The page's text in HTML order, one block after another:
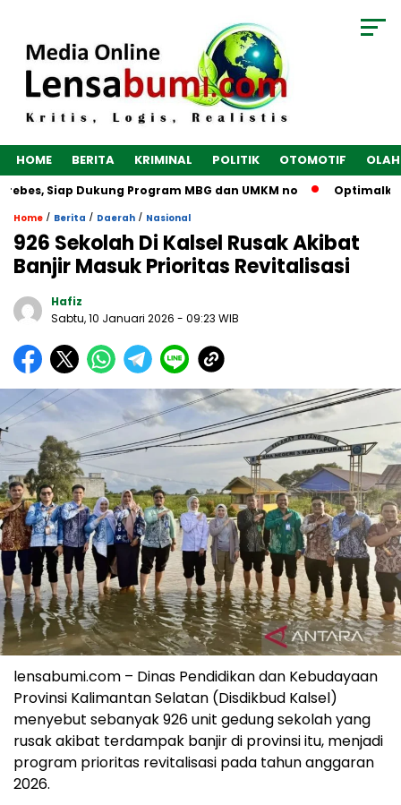
HOME BERITA KRIMINAL POLITIK OTOMOTIF
Siap Dukung Program MBG dan UMKM no Optimalkan
Home / Berita / Daerah / Nasional
926 Sekolah Di Kalsel Rusak Akibat
Banjir Masuk Prioritas Revitalisasi
Hafiz
Sabtu, 10 Januari 2026 - 09:23 WIB
lensabumi.com – Dinas Pendidikan dan Kebudayaan
Provinsi Kalimantan Selatan (Disdikbud Kalsel)
menyebut sebanyak 926 unit gedung sekolah yang
rusak akibat terdampak banjir di provinsi itu, menjadi
program prioritas revitalisasi pada tahun anggaran
2026.